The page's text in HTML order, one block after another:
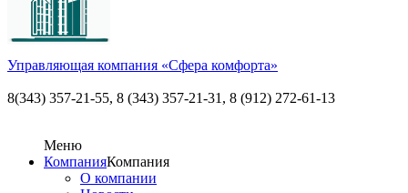
Управляющая компания «Сфера комфорта»
8(343) 357-21-55, 8 (343) 357-21-31, 8 (912) 272-61-13
Меню
КомпанияКомпания
О компании